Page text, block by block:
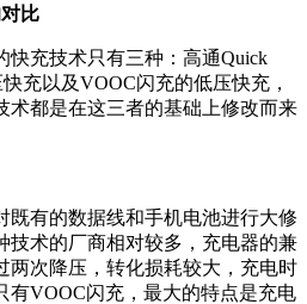
比
快充技术只有三种：高通Quick
充以及VOOC闪充的低压快充，
术都是在这三者的基础上修改而来
既有的数据线和手机电池进行大修
技术的厂商相对较多，充电器的兼
两次降压，转化损耗较大，充电时
有VOOC闪充，最大的特点是充电